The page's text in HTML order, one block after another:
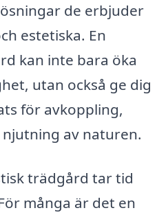
de erbjuder
estetiska. En
kan inte bara öka
utan också ge dig
för avkoppling,
av naturen.
trädgård tar tid
många är det en